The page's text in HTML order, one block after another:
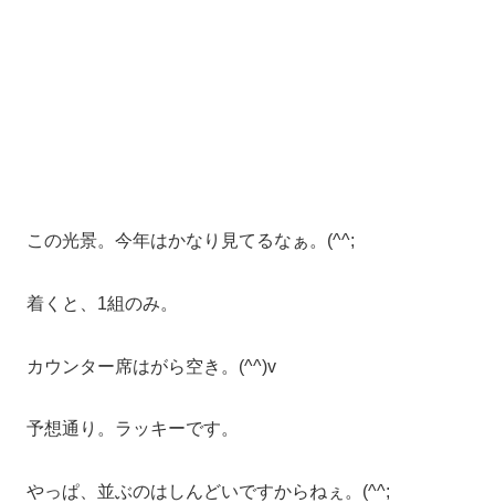
この光景。今年はかなり見てるなぁ。(^^;
着くと、1組のみ。
カウンター席はがら空き。(^^)v
予想通り。ラッキーです。
やっぱ、並ぶのはしんどいですからねぇ。(^^;